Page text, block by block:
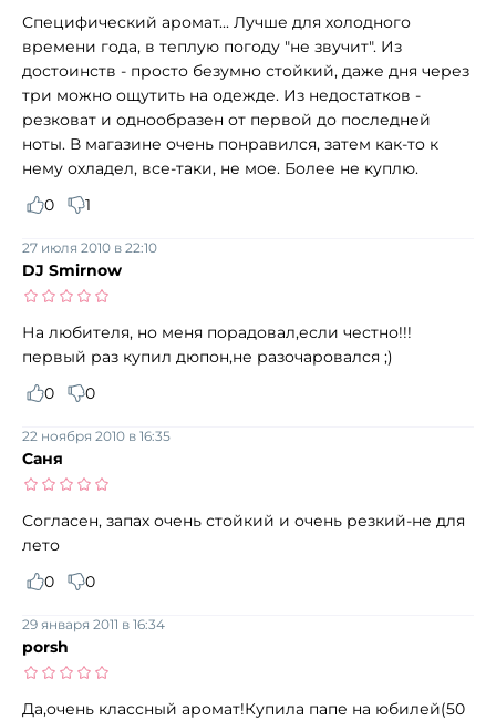
Специфический аромат... Лучше для холодного
времени года, в теплую погоду "не звучит". Из
достоинств - просто безумно стойкий, даже дня через
три можно ощутить на одежде. Из недостатков -
резковат и однообразен от первой до последней
ноты. В магазине очень понравился, затем как-то к
нему охладел, все-таки, не мое. Более не куплю.
0
1
DJ Smirnow
27 июля 2010 в 22:10
На любителя, но меня порадовал,если честно!!!
первый раз купил дюпон,не разочаровался ;)
0
0
Саня
22 ноября 2010 в 16:35
Согласен, запах очень стойкий и очень резкий-не для
лето
0
0
porsh
29 января 2011 в 16:34
Да,очень классный аромат!Купила папе на юбилей(50